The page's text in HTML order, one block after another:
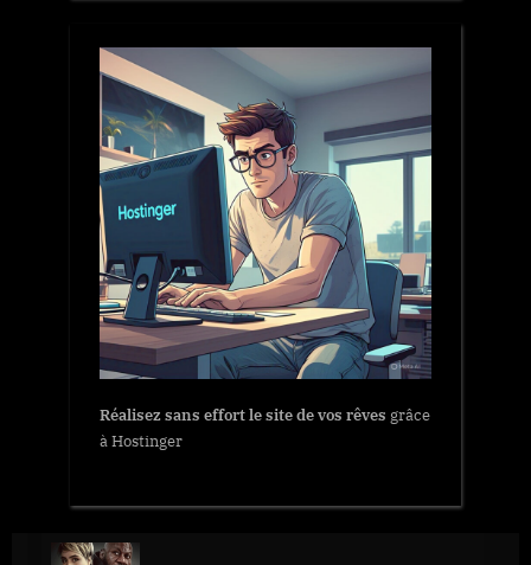
Réalisez sans effort le site de vos rêves grâce
à Hostinger